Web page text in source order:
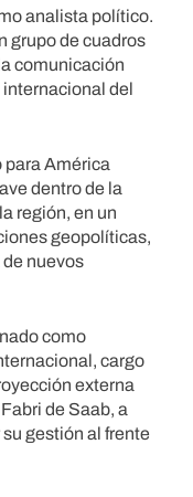
analista político.
grupo de cuadros
comunicación
del
América
dentro de la
región, en un
geopolíticas,
nuevos
como
cargo
externa
de Saab, a
gestión al frente